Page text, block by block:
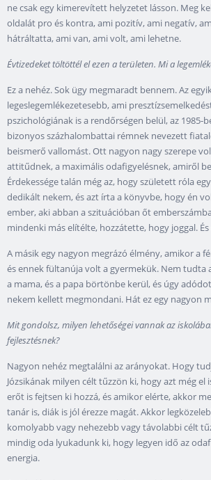
ne csak egy kimerevített helyzetet lásson. Meg
oldalát pro és kontra, ami pozitív, ami negatív,
hátráltatta, ami van, ami volt, ami lehetne.
Évtizedeket töltöttél el ezen a területen. Mi a
Ez a nehéz. Sok ügy megmaradt bennem. Az
legeslegemlékezetesebb, ami
pszichológiának is a rendőrségen belül, az 1985-
bizonyos százhalombattai rémnek nevezett
beismerő vallomást. Ott nagyon nagy szerepe
attitűdnek, a maximális odafigyelésnek, amiről
Érdekessége talán még az, hogy született róla
dedikált nekem, és azt írta a könyvbe, hogy én
ember, aki abban a szituációban őt
mindenki más elítélte, hozzátette, hogy joggal.
A másik egy nagyon megrázó élmény, amikor a
és ennek fültanúja volt a gyermekük. Nem tudta
a mama, és a papa börtönbe kerül, és úgy
nekem kellett megmondani. Hát ez egy nagyon
Mit gondolsz, milyen lehetőségei vannak az
fejlesztésnek?
Nagyon nehéz megtalálni az arányokat. Hogy
Józsikának milyen célt tűzzön ki, hogy azt még el
erőt is fejtsen ki hozzá, és amikor elérte, akkor
tanár is, diák is jól érezze magát. Akkor
komolyabb vagy nehezebb vagy távolabbi célt
mindig oda lyukadunk ki, hogy legyen idő az
energia.